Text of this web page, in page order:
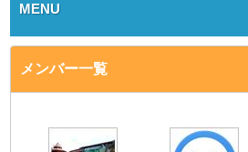
MENU
メンバー一覧